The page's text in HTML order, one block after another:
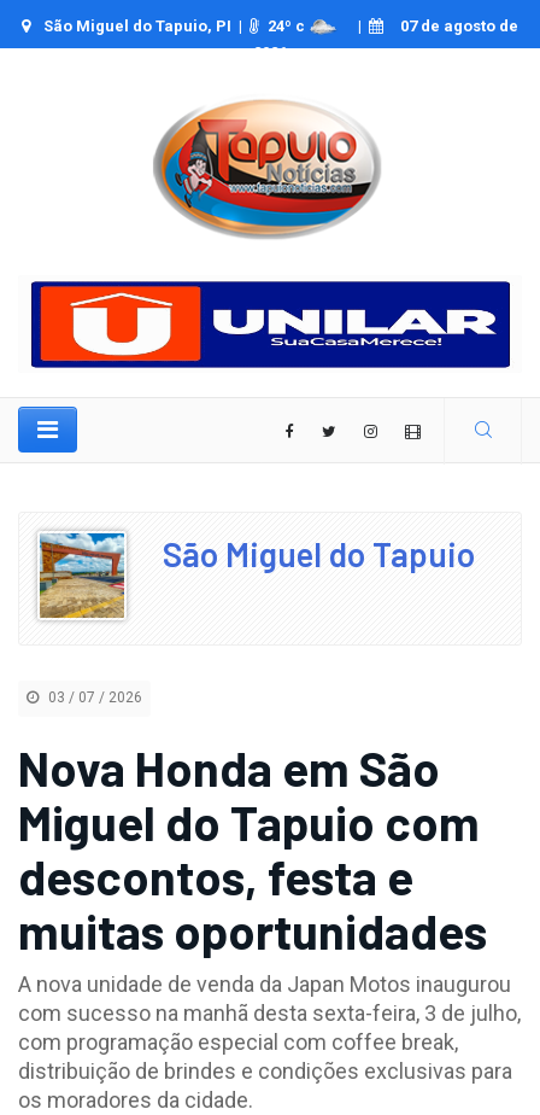
São Miguel do Tapuio, PI | 24º c |
07 de agosto de
2026
São Miguel do Tapuio
03 / 07 / 2026
Nova Honda em São
Miguel do Tapuio com
descontos, festa e
muitas oportunidades
A nova unidade de venda da Japan Motos inaugurou
com sucesso na manhã desta sexta-feira, 3 de julho,
com programação especial com coffee break,
distribuição de brindes e condições exclusivas para
os moradores da cidade.